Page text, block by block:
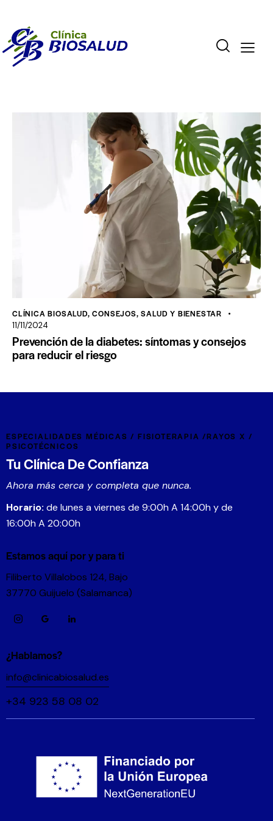
CLÍNICA BIOSALUD,CONSEJOS,SALUD Y BIENESTAR
11/11/2024
Prevención de la diabetes: síntomas y consejos
para reducir el riesgo
ESPECIALIDADES MÉDICAS / FISIOTERAPIA /RAYOS X /
PSICOTÉCNICOS
Tu Clínica De Confianza
Ahora más cerca y completa que nunca.
Horario: de lunes a viernes de 9:00h A 14:00h y de
16:00h A 20:00h
Estamos aquí por y para ti
Filiberto Villalobos 124, Bajo
37770 Guijuelo (Salamanca)
¿Hablamos?
info@clinicabiosalud.es
+34 923 58 08 02